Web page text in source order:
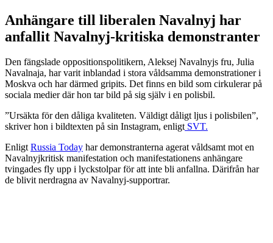
Anhängare till liberalen Navalnyj har
anfallit Navalnyj-kritiska demonstranter
Den fängslade oppositionspolitikern, Aleksej Navalnyjs fru, Julia
Navalnaja, har varit inblandad i stora våldsamma demonstrationer i
Moskva och har därmed gripits. Det finns en bild som cirkulerar på
sociala medier där hon tar bild på sig själv i en polisbil.
”Ursäkta för den dåliga kvaliteten. Väldigt dåligt ljus i polisbilen”,
skriver hon i bildtexten på sin Instagram, enligtSVT.
EnligtRussia Today har demonstranterna agerat våldsamt mot en
Navalnyjkritisk manifestation och manifestationens anhängare
tvingades fly upp i lyckstolpar för att inte bli anfallna. Därifrån har
de blivit nerdragna av Navalnyj-supportrar.